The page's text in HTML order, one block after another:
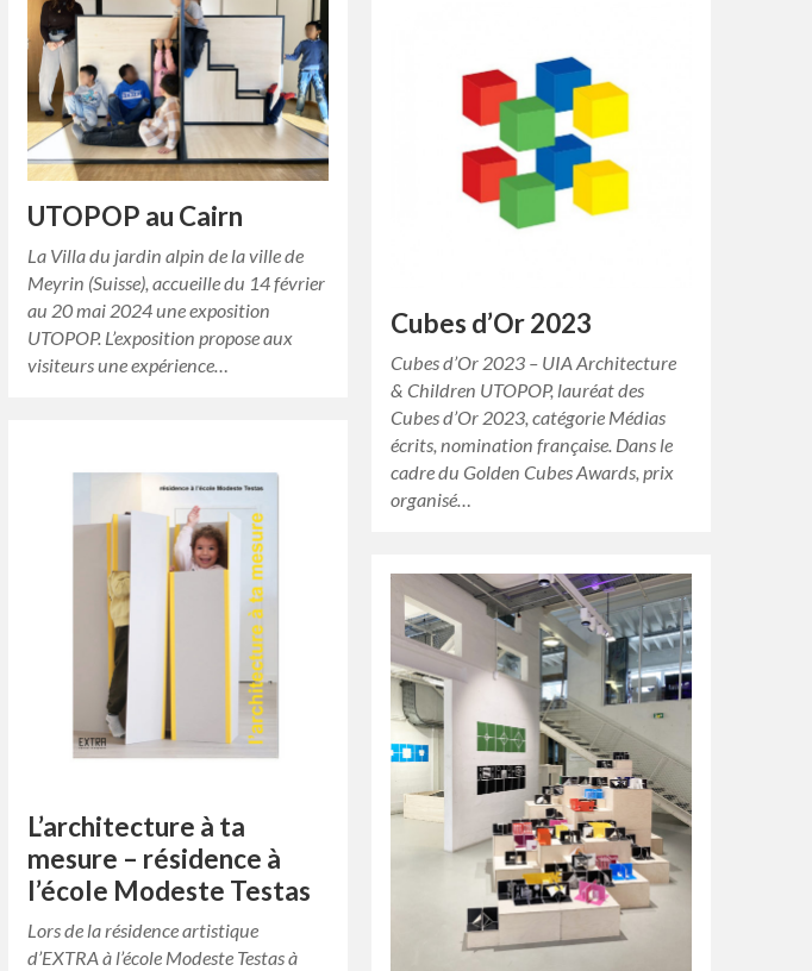
UTOPOP au Cairn
La Villa du jardin alpin de la ville de
Meyrin (Suisse), accueille du 14 février
au 20 mai 2024 une exposition
UTOPOP. L’exposition propose aux
visiteurs une expérience…
Cubes d’Or 2023
Cubes d’Or 2023 – UIA Architecture
& Children UTOPOP, lauréat des
Cubes d’Or 2023, catégorie Médias
écrits, nomination française. Dans le
cadre du Golden Cubes Awards, prix
organisé…
L’architecture à ta
mesure – résidence à
l’école Modeste Testas
Lors de la résidence artistique
d’EXTRA à l’école Modeste Testas à